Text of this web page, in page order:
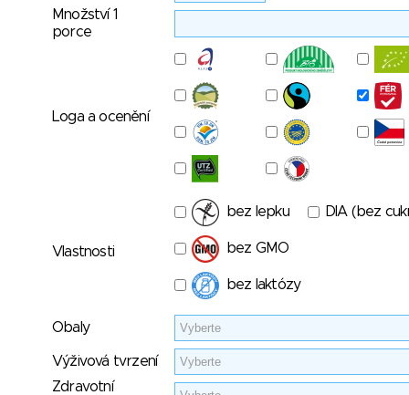
Množství 1
porce
Loga a ocenění
Vlastnosti
bez lepku DIA (bez
bez GMO
bez laktózy
Obaly
Výživová tvrzení
Zdravotní